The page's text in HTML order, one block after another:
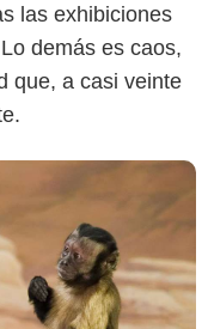
las exhibiciones
demás es caos,
que, a casi veinte